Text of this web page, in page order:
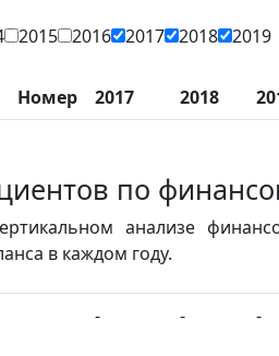
2015 2016 2017 2018 2019
Номер
2017 2018
по
анализе
в каждом году.
- - -